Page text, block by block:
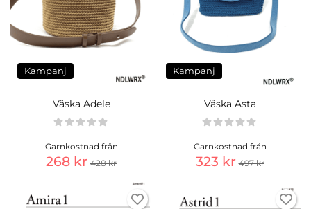
Kampanj
Väska Adele
Garnkostnad från
268 kr 428 kr
Kampanj
Väska Asta
Garnkostnad från
323 kr 497 kr